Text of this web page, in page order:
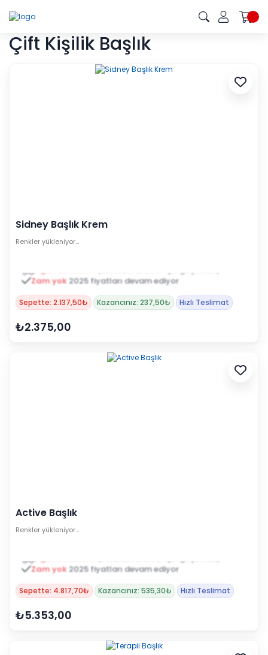
Çift Kişilik Başlık
Sidney Başlık Krem
Renkler yükleniyor…
Zam yok 2025 fiyatları devam ediyor
Sepette: 2.137,50₺ Kazancınız: 237,50₺ Hızlı Teslimat
₺2.375,00
Active Başlık
Renkler yükleniyor…
Zam yok 2025 fiyatları devam ediyor
Sepette: 4.817,70₺ Kazancınız: 535,30₺ Hızlı Teslimat
₺5.353,00